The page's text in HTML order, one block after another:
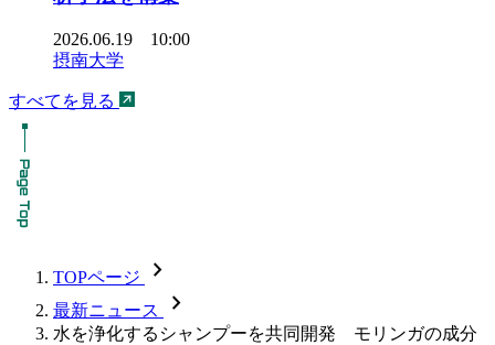
2026.06.19 10:00
摂南大学
すべてを見る
TOPページ chevron_forward
最新ニュース chevron_forward
水を浄化するシャンプーを共同開発 モリンガの成分